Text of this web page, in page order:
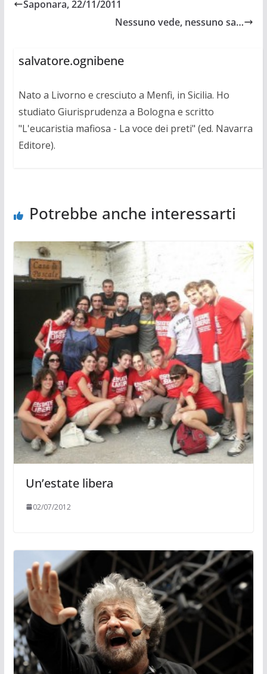
Saponara, 22/11/2011
Nessuno vede, nessuno sa…
salvatore.ognibene
Nato a Livorno e cresciuto a Menfi, in Sicilia. Ho
studiato Giurisprudenza a Bologna e scritto
"L'eucaristia mafiosa - La voce dei preti" (ed. Navarra
Editore).
Potrebbe anche interessarti
Un’estate libera
02/07/2012